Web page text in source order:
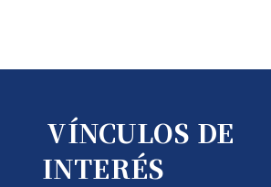
VÍNCULOS DE
INTERÉS